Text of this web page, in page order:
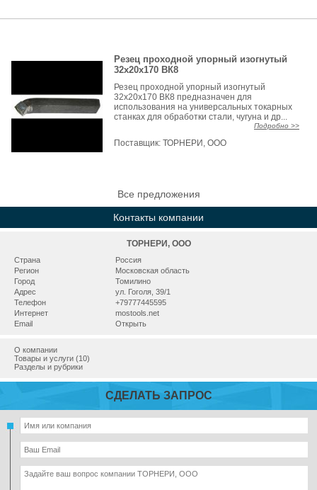
Резец проходной упорный изогнутый
32х20х170 ВК8
Резец проходной упорный изогнутый
32х20х170 ВК8 предназначен для
использования на универсальных токарных
станках для обработки стали, чугуна и др...
Подробно >>
Поставщик:ТОРНЕРИ, ООО
Все предложения
Контакты компании
ТОРНЕРИ, ООО
Страна
Россия
Регион
Московская область
Город
Томилино
Адрес
ул. Гоголя, 39/1
Телефон
+79777445595
Интернет
mostools.net
Email
Открыть
О компании
Товары и услуги (10)
Разделы и рубрики
СДЕЛАТЬ ЗАПРОС